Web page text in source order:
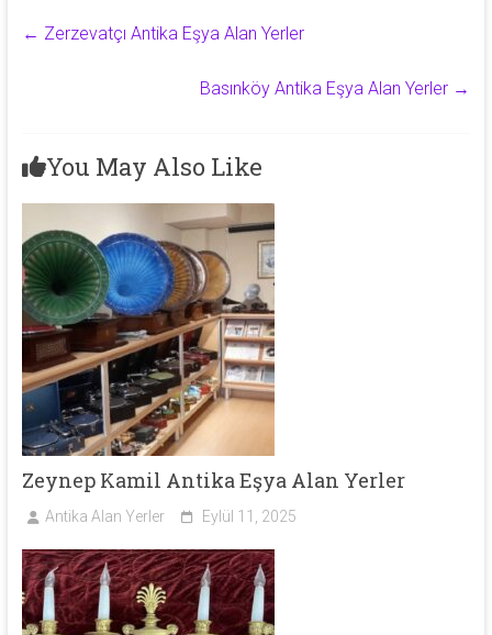
← Zerzevatçı Antika Eşya Alan Yerler
Basınköy Antika Eşya Alan Yerler →
You May Also Like
Zeynep Kamil Antika Eşya Alan Yerler
Antika Alan Yerler Eylül 11, 2025